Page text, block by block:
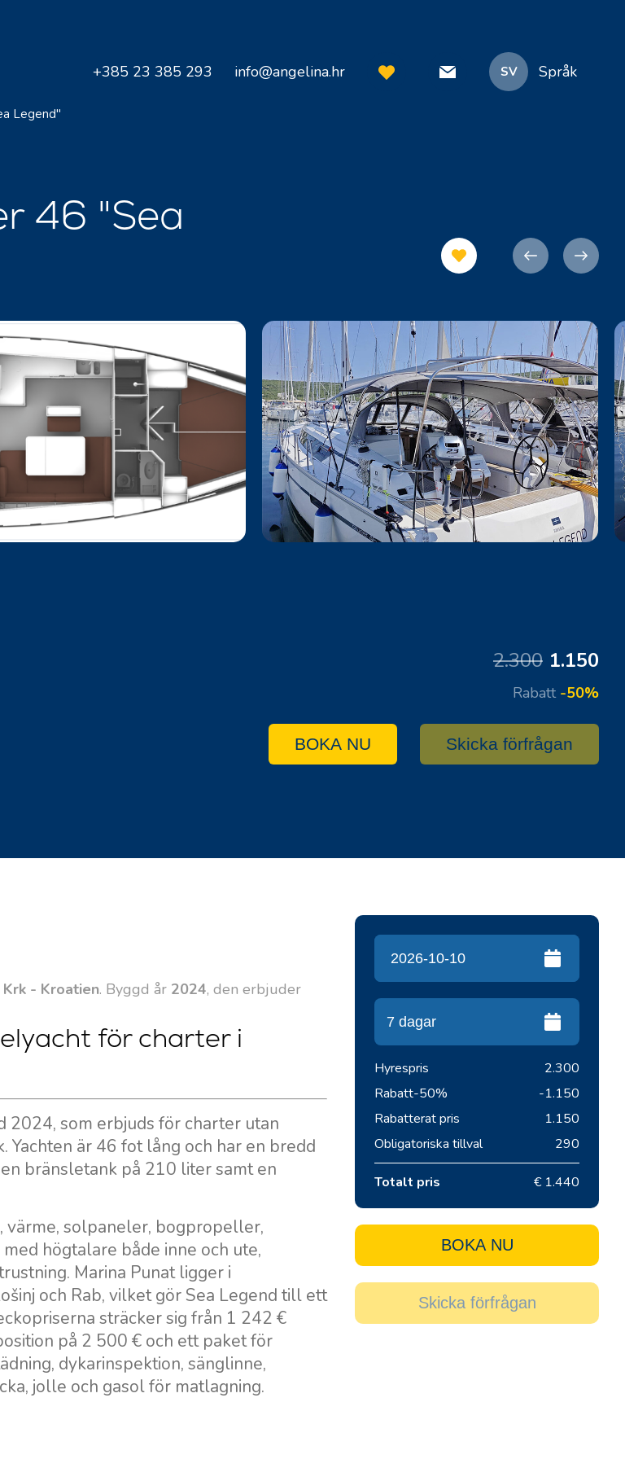
+385 23 385 293 info@angelina.hr SV Språk
Legend"
46 "Sea
2.300 1.150
Rabatt -50%
BOKA NU Skicka förfrågan
Krk - Kroatien. Byggd år 2024, den erbjuder
för charter i
2024, som erbjuds för charter utan
är 46 fot lång och har en bredd
bränsletank på 210 liter samt en
solpaneler, bogpropeller,
högtalare både inne och ute,
Marina Punat ligger i
och Rab, vilket gör Sea Legend till ett
sträcker sig från 1 242 €
på 2 500 € och ett paket för
dykarinspektion, sänglinne,
jolle och gasol för matlagning.
Hyrespris
2.300
Rabatt-50%
-1.150
Rabatterat pris
1.150
Obligatoriska tillval
290
Totalt pris € 1.440
BOKA NU
Skicka förfrågan